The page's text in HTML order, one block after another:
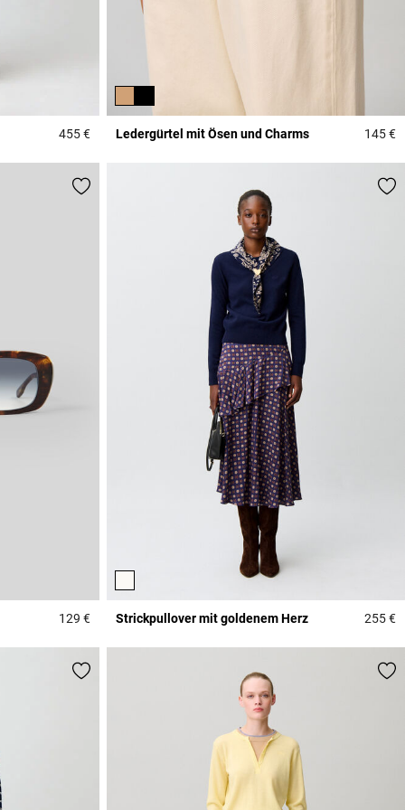
455 €5 out of 5 Customer Rating
Ledergürtel mit Ösen und Charms 145 €
129 €5 out of 5 Customer Rating
Strickpullover mit goldenem Herz 255 €